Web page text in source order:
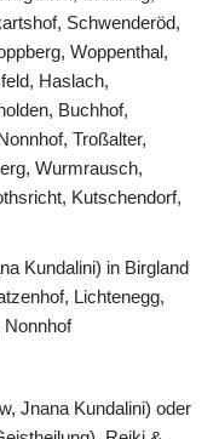
Schwenderöd,
Woppenthal,
Haslach,
Buchhof,
Troßalter,
Wurmrausch,
Kutschendorf,
Kundalini) in Birgland
Lichtenegg,
Nonnhof
Jnana Kundalini) oder